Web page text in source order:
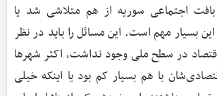
اجتماعی سوریه از هم متلاشی شد یا
بسیار مهم است. این مسائل را باید در نظر
در سطح ملی وجود نداشت، اکثر شهرها
با هم بسیار کم بود یا اینکه خیلی